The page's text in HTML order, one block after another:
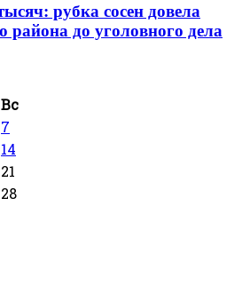
рубка сосен довела
района до уголовного дела
Вс
7
14
21
28